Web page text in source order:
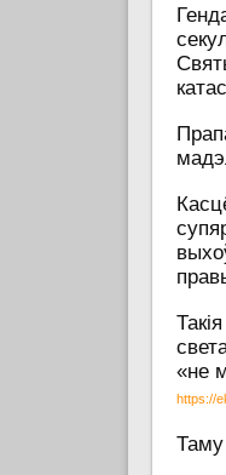
«не
https://
Таму